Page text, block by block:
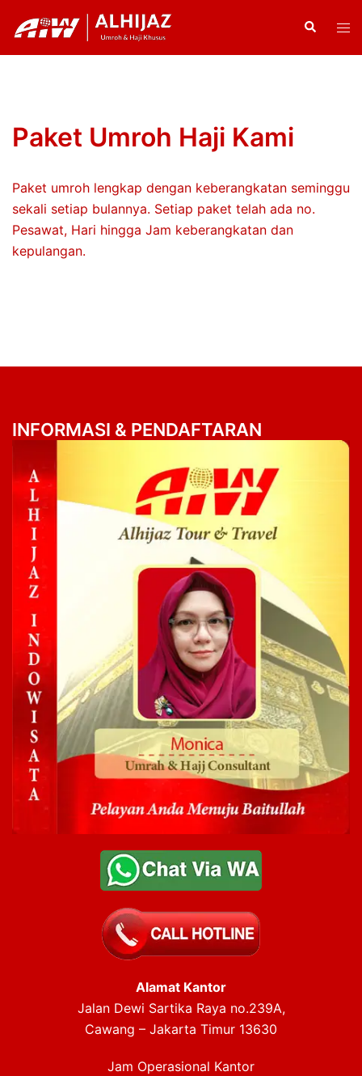
content
Search
Paket Umroh Haji Kami
Paket umroh lengkap dengan keberangkatan seminggu
sekali setiap bulannya. Setiap paket telah ada no.
Pesawat, Hari hingga Jam keberangkatan dan
kepulangan.
INFORMASI & PENDAFTARAN
Alamat Kantor
Jalan Dewi Sartika Raya no.239A,
Cawang – Jakarta Timur 13630
Jam Operasional Kantor